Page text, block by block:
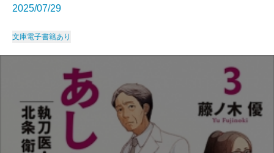
2025/07/29
文庫電子書籍あり